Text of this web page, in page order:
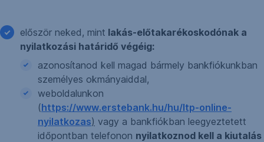
először neked, mint lakás-előtakarékoskodónak a
nyilatkozási határidő végéig:
azonosítanod kell magad bármely bankfiókunkban
személyes okmányaiddal,
weboldalunkon
(https://www.erstebank.hu/hu/ltp-online-
nyilatkozas) vagy a bankfiókban leegyeztetett
időpontban telefonon nyilatkoznod kell a kiutalás